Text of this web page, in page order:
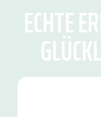
ECHTE